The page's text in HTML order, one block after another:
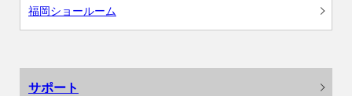
福岡ショールーム
サポート